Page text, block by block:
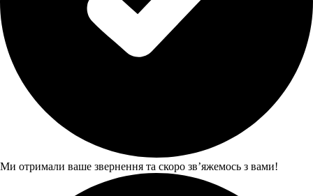
Ми отримали ваше звернення та скоро звʼяжемось з вами!